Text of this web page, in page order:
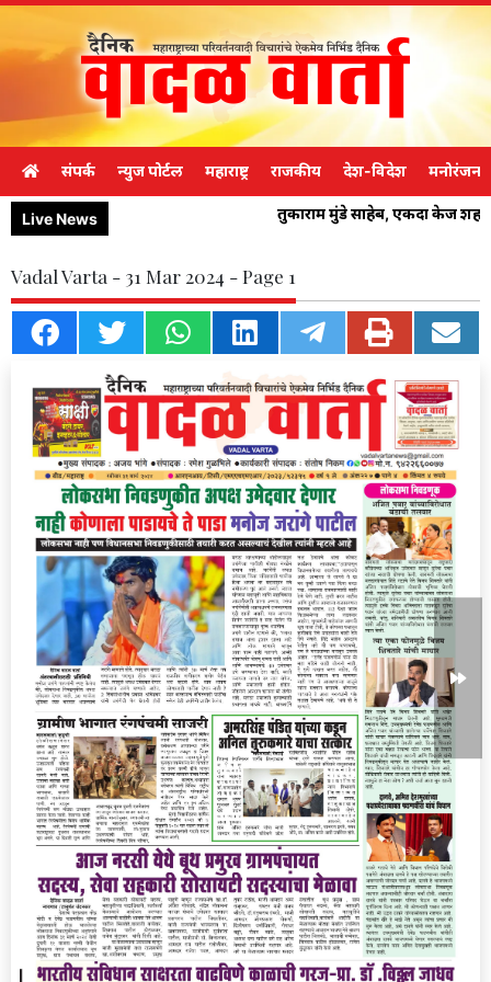
संपर्क न्युज पोर्टल महाराष्ट्र राजकीय देश-विदेश मनोरंजन
Live News तुकाराम मुंडे साहेब, एकदा केज शहर
Vadal Varta - 31 Mar 2024 - Page 1